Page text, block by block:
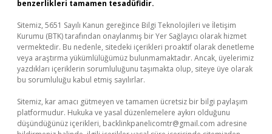
benzerlikleri tamamen tesadüfidir.
Sitemiz, 5651 Sayılı Kanun gereğince Bilgi Teknolojileri ve İletişim
Kurumu (BTK) tarafından onaylanmış bir Yer Sağlayıcı olarak hizmet
vermektedir. Bu nedenle, sitedeki içerikleri proaktif olarak denetleme
veya araştırma yükümlülüğümüz bulunmamaktadır. Ancak, üyelerimiz
yazdıkları içeriklerin sorumluluğunu taşımakta olup, siteye üye olarak
bu sorumluluğu kabul etmiş sayılırlar.
Sitemiz, kar amacı gütmeyen ve tamamen ücretsiz bir bilgi paylaşım
platformudur. Hukuka ve yasal düzenlemelere aykırı olduğunu
düşündüğünüz içerikleri, backlinkpanelicomtr@gmail.com adresine